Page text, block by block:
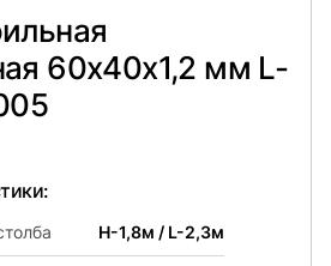
60х40x1,2 мм L-
H-1,8м / L-2,3м